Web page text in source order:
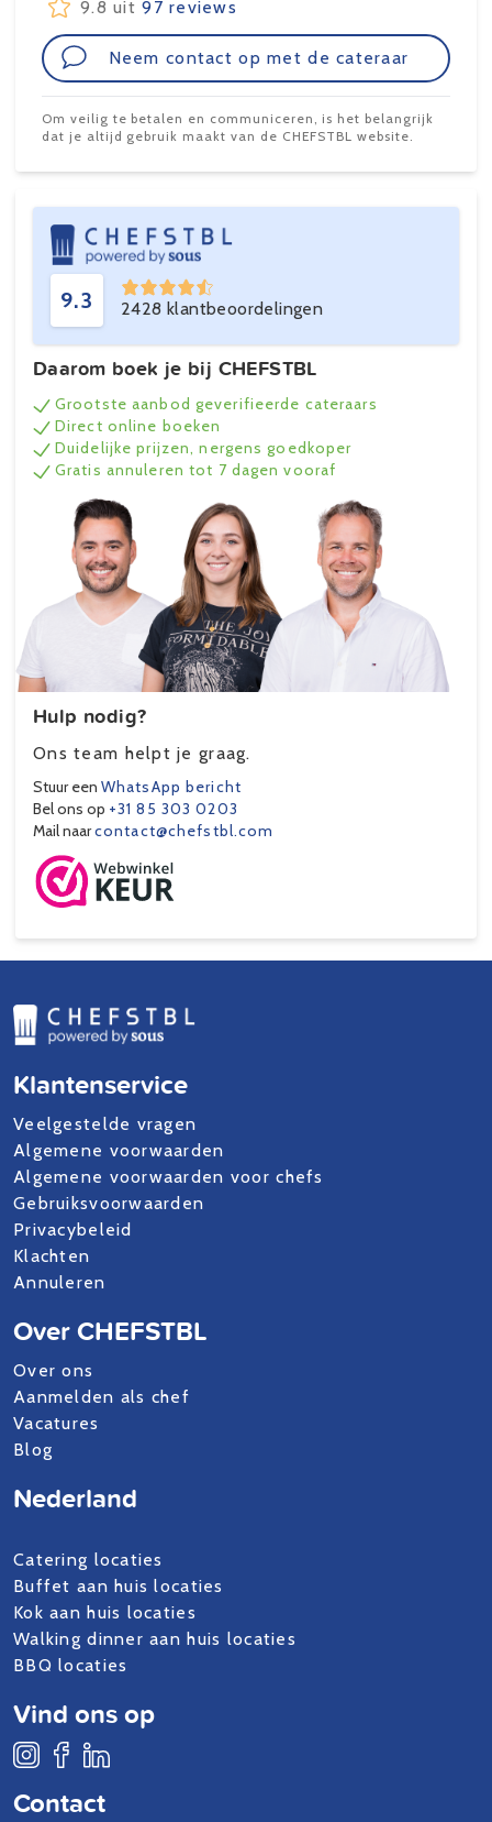
9.8 uit97 reviews
Neem contact op met de cateraar
Om veilig te betalen en communiceren, is het belangrijk
dat je altijd gebruik maakt van de CHEFSTBL website.
9.3 2428 klantbeoordelingen
Daarom boek je bij CHEFSTBL
Grootste aanbod geverifieerde cateraars
Direct online boeken
Duidelijke prijzen, nergens goedkoper
Gratis annuleren tot 7 dagen vooraf
Hulp nodig?
Ons team helpt je graag.
Stuur een WhatsApp bericht
Bel ons op +31 85 303 0203
Mail naarcontact@chefstbl.com
Klantenservice
Veelgestelde vragen
Algemene voorwaarden
Algemene voorwaarden voor chefs
Gebruiksvoorwaarden
Privacybeleid
Klachten
Annuleren
Over CHEFSTBL
Over ons
Aanmelden als chef
Vacatures
Blog
Contact
Nederland
Catering locaties
Buffet aan huis locaties
Kok aan huis locaties
Walking dinner aan huis locaties
BBQ locaties
Vind ons op